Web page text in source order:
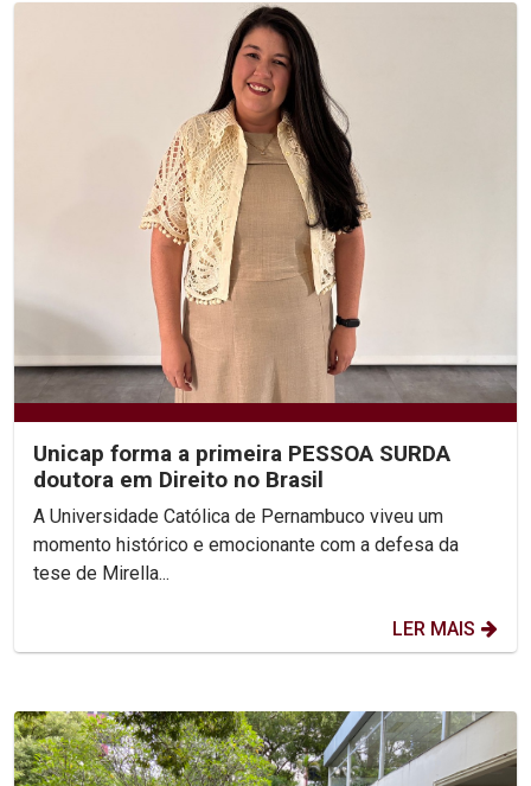
Unicap forma a primeira PESSOA SURDA
doutora em Direito no Brasil
A Universidade Católica de Pernambuco viveu um
momento histórico e emocionante com a defesa da
tese de Mirella...
LER MAIS